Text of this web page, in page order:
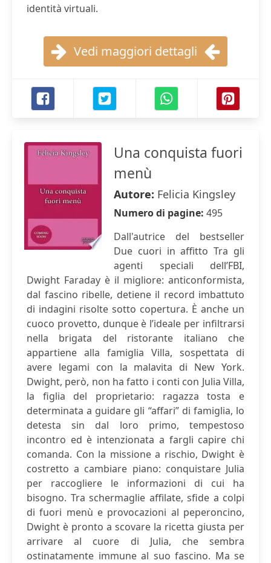
identità virtuali.
Vedi maggiori dettagli
Una conquista fuori
menù
Autore: Felicia Kingsley
Numero di pagine: 495
Dall'autrice del bestseller
Due cuori in affitto Tra gli
agenti speciali dell’FBI,
Dwight Faraday è il migliore: anticonformista,
dal fascino ribelle, detiene il record imbattuto
di indagini risolte sotto copertura. È anche un
cuoco provetto, dunque è l’ideale per infiltrarsi
nella brigata del ristorante italiano che
appartiene alla famiglia Villa, sospettata di
avere legami con la malavita di New York.
Dwight, però, non ha fatto i conti con Julia Villa,
la figlia del proprietario: ragazza tosta e
determinata a guidare gli “affari” di famiglia, lo
detesta sin dal loro primo, tempestoso
incontro ed è intenzionata a fargli capire chi
comanda. Con la missione a rischio, Dwight è
costretto a cambiare piano: conquistare Julia
per raccogliere le informazioni di cui ha
bisogno. Tra schermaglie affilate, sfide a colpi
di fuori menù e provocazioni al peperoncino,
Dwight è pronto a scovare la ricetta giusta per
arrivare al cuore di Julia, che sembra
ostinatamente immune al suo fascino. Ma se